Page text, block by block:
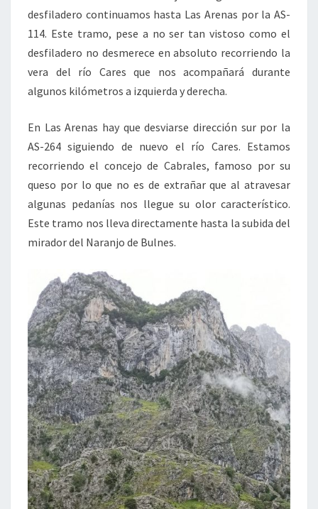
desfiladero continuamos hasta Las Arenas por la AS-
114. Este tramo, pese a no ser tan vistoso como el
desfiladero no desmerece en absoluto recorriendo la
vera del río Cares que nos acompañará durante
algunos kilómetros a izquierda y derecha.
En Las Arenas hay que desviarse dirección sur por la
AS-264 siguiendo de nuevo el río Cares. Estamos
recorriendo el concejo de Cabrales, famoso por su
queso por lo que no es de extrañar que al atravesar
algunas pedanías nos llegue su olor característico.
Este tramo nos lleva directamente hasta la subida del
mirador del Naranjo de Bulnes.